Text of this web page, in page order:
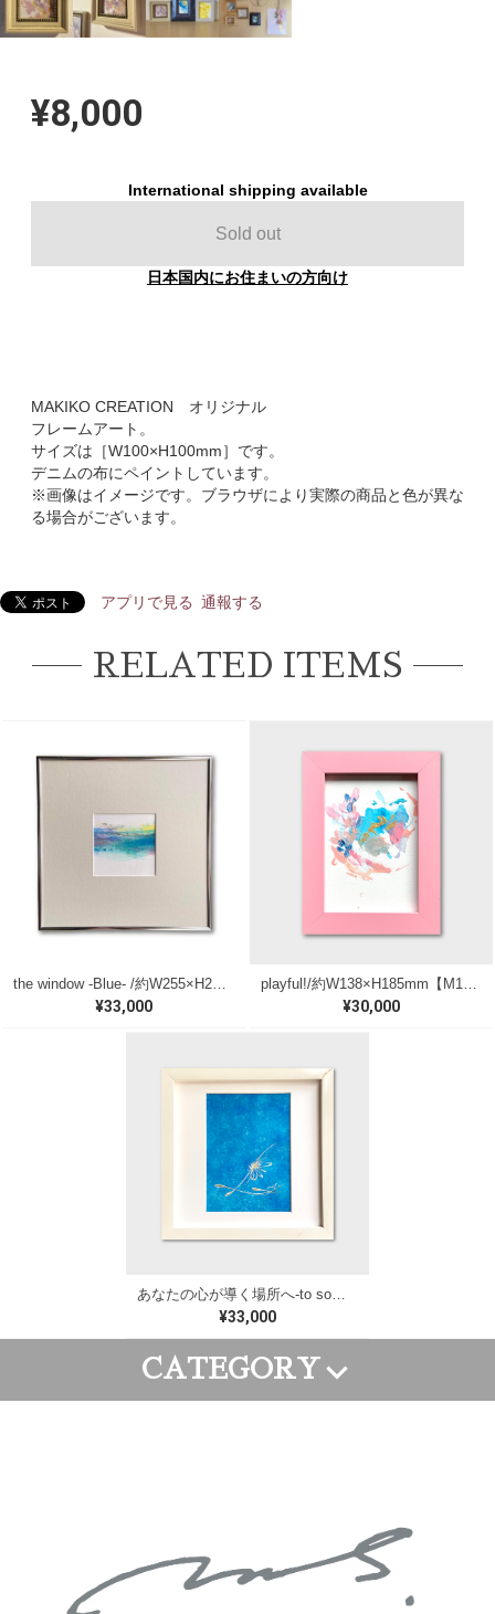
¥8,000
International shipping available
Sold out
日本国内にお住まいの方向け
MAKIKO CREATION オリジナル
フレームアート。
サイズは［W100×H100mm］です。
デニムの布にペイントしています。
※画像はイメージです。ブラウザにより実際の商品と色が異な
る場合がございます。
アプリで見る 通報する
RELATED ITEMS
¥33,000 ¥30,000
あなたの心が導く場所へ-to somewhere your heart leads/約W250×H250mm【M192】
¥33,000
CATEGORY
FRAME ART CANVAS ART